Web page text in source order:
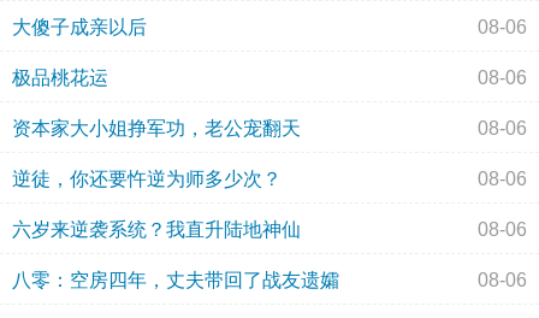
大傻子成亲以后 08-06
极品桃花运 08-06
资本家大小姐挣军功，老公宠翻天 08-06
逆徒，你还要忤逆为师多少次？ 08-06
六岁来逆袭系统？我直升陆地神仙 08-06
八零：空房四年，丈夫带回了战友遗孀 08-06